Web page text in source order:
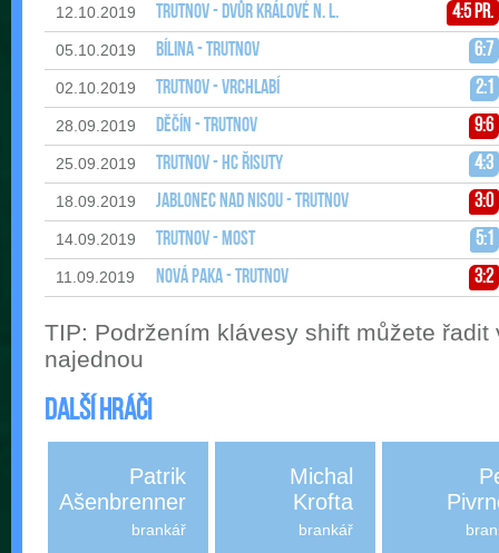
12.10.2019 Trutnov - Dvůr Králové n. L. 4:5 pr.
05.10.2019 Bílina - Trutnov 6:7
02.10.2019 Trutnov - Vrchlabí 2:1
28.09.2019 Děčín - Trutnov 9:6
25.09.2019 Trutnov - HC Řisuty 4:3
18.09.2019 Jablonec nad Nisou - Trutnov 3:0
14.09.2019 Trutnov - Most 5:1
11.09.2019 Nová Paka - Trutnov 3:2
TIP: Podržením klávesy shift můžete řadit
najednou
Další hráči
Patrik
Ašenbrenner
brankář
Michal
Krofta
brankář